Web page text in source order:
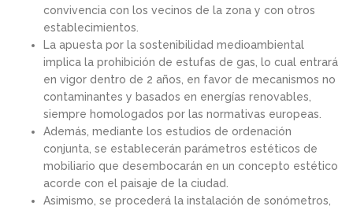
convivencia con los vecinos de la zona y con otros
establecimientos.
La apuesta por la sostenibilidad medioambiental
implica la prohibición de estufas de gas, lo cual entrará
en vigor dentro de 2 años, en favor de mecanismos no
contaminantes y basados en energías renovables,
siempre homologados por las normativas europeas.
Además, mediante los estudios de ordenación
conjunta, se establecerán parámetros estéticos de
mobiliario que desembocarán en un concepto estético
acorde con el paisaje de la ciudad.
Asimismo, se procederá la instalación de sonómetros,